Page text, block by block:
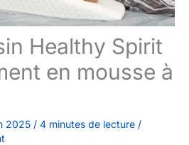
Healthy Spirit
en mousse à
2025 / 4 minutes de lecture /